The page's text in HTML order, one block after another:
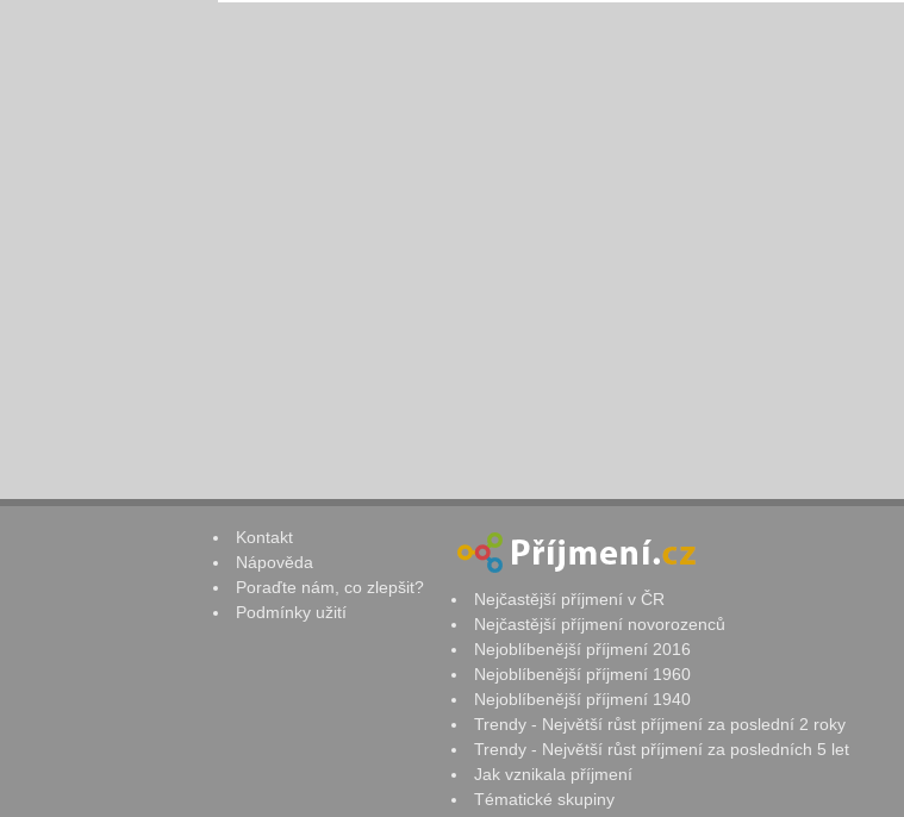
Kontakt
Nápověda
Poraďte nám, co zlepšit?
Podmínky užití
Nejčastější příjmení v ČR
Nejčastější příjmení novorozenců
Nejoblíbenější příjmení 2016
Nejoblíbenější příjmení 1960
Nejoblíbenější příjmení 1940
Trendy - Největší růst příjmení za poslední 2 roky
Trendy - Největší růst příjmení za posledních 5 let
Jak vznikala příjmení
Tématické skupiny